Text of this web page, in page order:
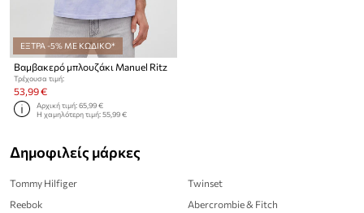
ΕΞΤΡΑ -5% ΜΕ ΚΩΔΙΚΟ*
Βαμβακερό μπλουζάκι Manuel Ritz
Τρέχουσα τιμή:
53,99 €
Αρχική τιμή:65,99 €
Η χαμηλότερη τιμή:55,99 €
Δημοφιλείς μάρκες
Tommy Hilfiger
Reebok
Twinset
Abercrombie & Fitch